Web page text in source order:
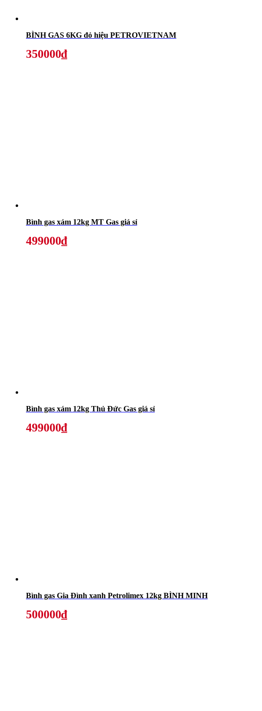
BÌNH GAS 6KG đỏ hiệu PETROVIETNAM
350000₫
Bình gas xám 12kg MT Gas giá sỉ
499000₫
Bình gas xám 12kg Thủ Đức Gas giá sỉ
499000₫
Bình gas Gia Đình xanh Petrolimex 12kg BÌNH MINH
500000₫